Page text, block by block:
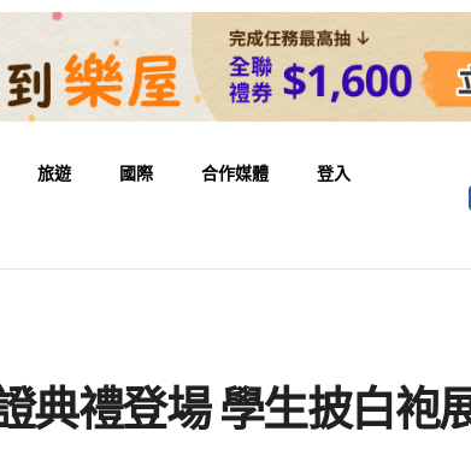
旅遊 國際 合作媒體 登入
典禮登場 學生披白袍